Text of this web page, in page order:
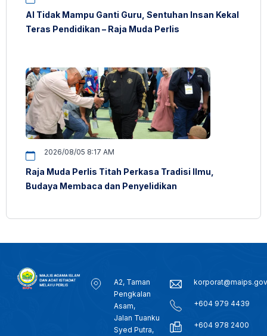
AI Tidak Mampu Ganti Guru, Sentuhan Insan Kekal
Teras Pendidikan – Raja Muda Perlis
2026/08/05 8:17 AM
Raja Muda Perlis Titah Perkasa Tradisi Ilmu,
Budaya Membaca dan Penyelidikan
A2, Taman
Pengkalan
Asam,
Jalan Tuanku
Syed Putra,
+604 979 4439
+604 978 2400